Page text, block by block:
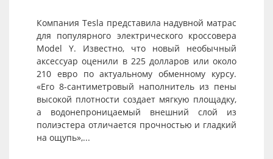
Компания Tesla представила надувной матрас
для популярного электрического кроссовера
Model Y. Известно, что новый необычный
аксессуар оценили в 225 долларов или около
210 евро по актуальному обменному курсу.
«Его 8-сантиметровый наполнитель из пены
высокой плотности создает мягкую площадку,
а водонепроницаемый внешний слой из
полиэстера отличается прочностью и гладкий
на ощупь»,...